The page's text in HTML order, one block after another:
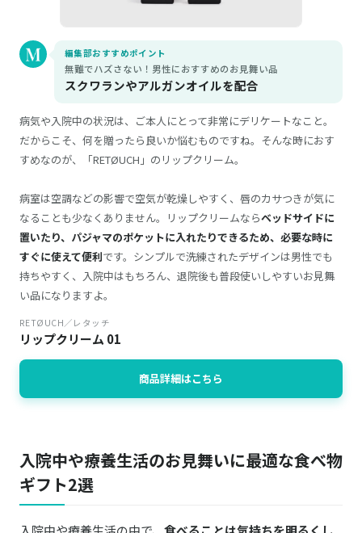
編集部おすすめポイント
無難でハズさない！男性におすすめのお見舞い品
スクワランやアルガンオイルを配合
病気や入院中の状況は、ご本人にとって非常にデリケートなこと。
だからこそ、何を贈ったら良いか悩むものですね。そんな時におす
すめなのが、「RETØUCH」のリップクリーム。
病室は空調などの影響で空気が乾燥しやすく、唇のカサつきが気に
なることも少なくありません。リップクリームならベッドサイドに
置いたり、パジャマのポケットに入れたりできるため、必要な時に
すぐに使えて便利です。シンプルで洗練されたデザインは男性でも
持ちやすく、入院中はもちろん、退院後も普段使いしやすいお見舞
い品になりますよ。
RETØUCH／レタッチ
リップクリーム 01
商品詳細はこちら
入院中や療養生活のお見舞いに最適な食べ物
ギフト2選